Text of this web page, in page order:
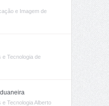
e Imagem de
e Tecnologia de
Tecnologia Alberto